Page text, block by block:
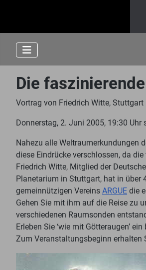
Die
Vortrag von Friedrich Witte, Stuttgart
Donnerstag, 2. Juni 2005, 19:30 Uhr
Nahezu alle Weltraumerkundungen
diese Eindrücke verschlossen, da
Friedrich Witte, Mitglied der
Planetarium in Stuttgart, hat in
gemeinnützigen Vereins ARGUE die
Gehen Sie mit ihm auf die Reise zu
verschiedenen Raumsonden
Erleben Sie ‘wie mit Götteraugen’
Zum Veranstaltungsbeginn erhalten